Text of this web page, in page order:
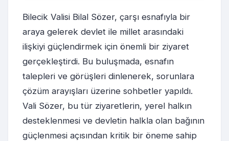
Bilecik Valisi Bilal Sözer, çarşı esnafıyla bir
araya gelerek devlet ile millet arasındaki
ilişkiyi güçlendirmek için önemli bir ziyaret
gerçekleştirdi. Bu buluşmada, esnafın
talepleri ve görüşleri dinlenerek, sorunlara
çözüm arayışları üzerine sohbetler yapıldı.
Vali Sözer, bu tür ziyaretlerin, yerel halkın
desteklenmesi ve devletin halkla olan bağının
güçlenmesi açısından kritik bir öneme sahip